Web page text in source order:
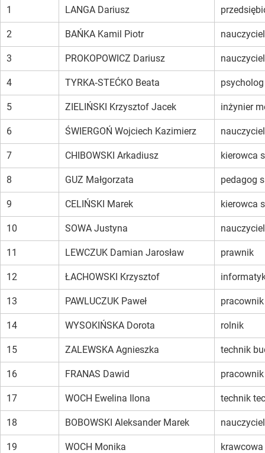
1 LANGA Dariusz
2 BAŃKA Kamil Piotr
3 PROKOPOWICZ Dariusz
4 TYRKA‑STEĆKO Beata psycholog
5 ZIELIŃSKI Krzysztof Jacek inżynier
6 ŚWIERGOŃ Wojciech Kazimierz nauczyciel
7 CHIBOWSKI Arkadiusz kierowca
8 GUZ Małgorzata pedagog
9 CELIŃSKI Marek kierowca
10 SOWA Justyna nauczyciel
11 LEWCZUK Damian Jarosław prawnik
12 ŁACHOWSKI Krzysztof
13 PAWLUCZUK Paweł
14 WYSOKIŃSKA Dorota rolnik
15 ZALEWSKA Agnieszka technik
16 FRANAS Dawid
17 WOCH Ewelina Ilona technik
18 BOBOWSKI Aleksander Marek nauczyciel
19 WOCH Monika krawcowa